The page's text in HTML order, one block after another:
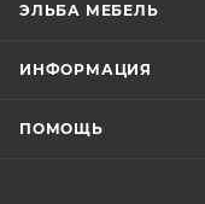
ЭЛЬБА МЕБЕЛЬ
ИНФОРМАЦИЯ
ПОМОЩЬ